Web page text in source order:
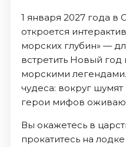
1 января 2027 года в
откроется
морских глубин» —
встретить Новый год
морскими
чудеса: вокруг
герои мифов
Вы окажетесь в
прокатитесь на